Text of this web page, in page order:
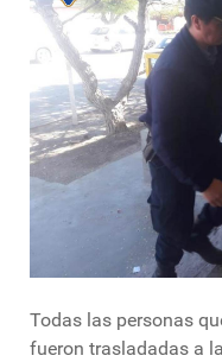
Todas las personas
fueron trasladadas a